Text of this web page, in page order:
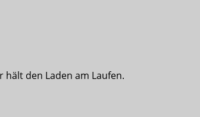
hält den Laden am Laufen.